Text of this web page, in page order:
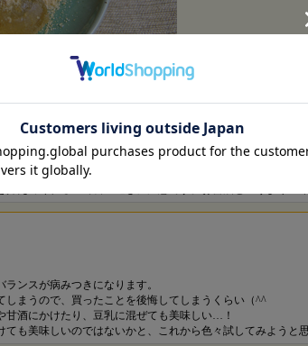
ましたが、連れ合いが是非と言うので購入しました。バニラ
抑えてくれるので食べ過ぎに注意です。お醤油というよりア
ンスが病みつきになります。
しまうので、買ったことを後悔してしまうくらい（^^
甘酒にかけたり、豆乳に混ぜても美味しい…！
ても美味しいのではないかと、これから色々試してみようと思